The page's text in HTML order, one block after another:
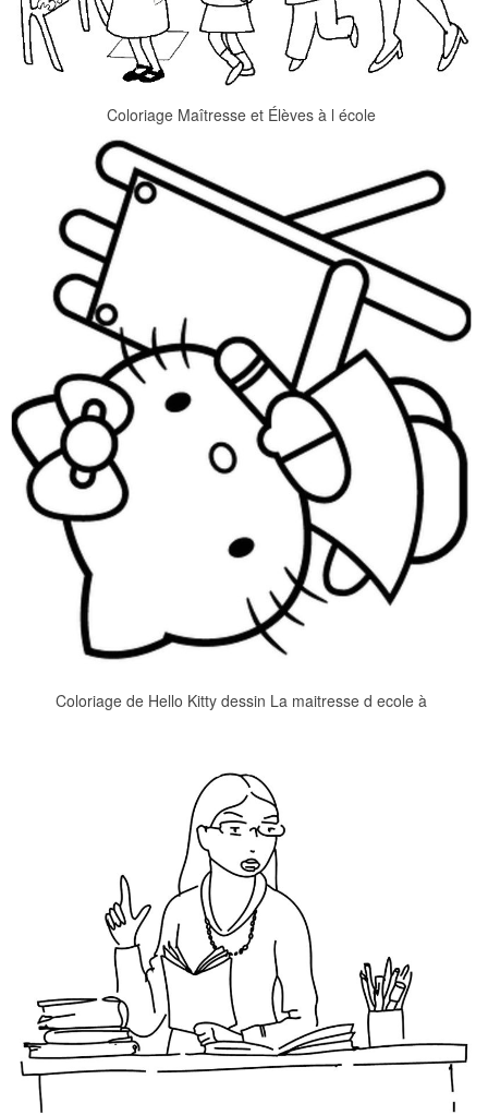
Coloriage Maîtresse et Élèves à l école
Coloriage de Hello Kitty dessin La maitresse d ecole à